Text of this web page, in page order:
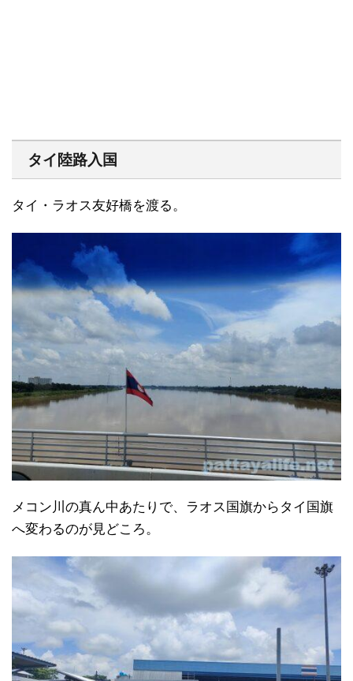
タイ陸路入国
タイ・ラオス友好橋を渡る。
メコン川の真ん中あたりで、ラオス国旗からタイ国旗
へ変わるのが見どころ。